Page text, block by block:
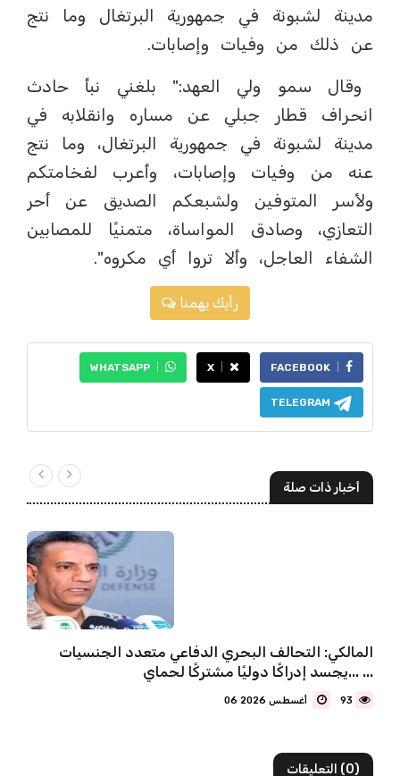
مدينة لشبونة في جمهورية البرتغال وما نتج
عن ذلك من وفيات وإصابات.
وقال سمو ولي العهد:" بلغني نبأ حادث
انحراف قطار جبلي عن مساره وانقلابه في
مدينة لشبونة في جمهورية البرتغال، وما نتج
عنه من وفيات وإصابات، وأعرب لفخامتكم
ولأسر المتوفين ولشبعكم الصديق عن أحر
التعازي، وصادق المواساة، متمنيًا للمصابين
الشفاء العاجل، وألا تروا أي مكروه".
رأيك يهمنا
FACEBOOK
X
WHATSAPP
TELEGRAM
أخبار ذات صلة
المالكي: التحالف البحري الدفاعي متعدد الجنسيات
يجسد إدراكًا دوليًا مشتركًا لحماي... ...
93
(0) التعليقات